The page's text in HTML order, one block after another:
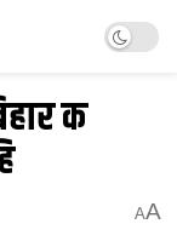
क
AA